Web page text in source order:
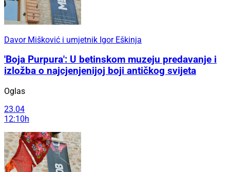
Davor Mišković i umjetnik Igor Eškinja
'Boja Purpura': U betinskom muzeju predavanje i
izložba o najcjenjenijoj boji antičkog svijeta
Oglas
23.04
12:10h